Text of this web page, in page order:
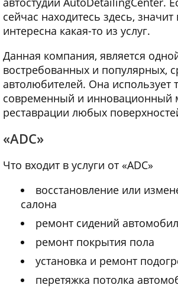
сейчас находитесь здесь, значит
интересна какая-то из услуг.
Данная компания, является
востребованных и популярных,
автолюбителей. Она использует
современный и инновационный
реставрации любых
«ADC»
Что входит в услуги от «ADC»
восстановление или
салона
ремонт сидений
ремонт покрытия пола
установка и ремонт
перетяжка потолка